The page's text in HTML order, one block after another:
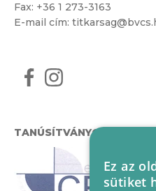
Fax: +36 1 273-3163
E-mail cím:
TANÚSÍTVÁNYOK
Ez az
sütiket